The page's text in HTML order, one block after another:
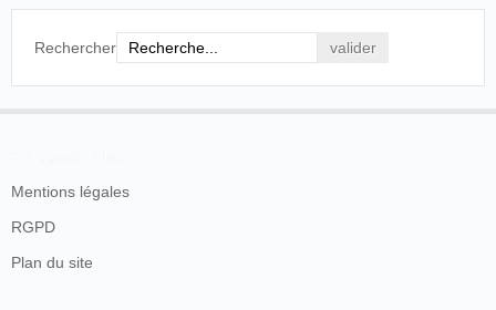
Rechercher
Mentions légales
RGPD
Plan du site